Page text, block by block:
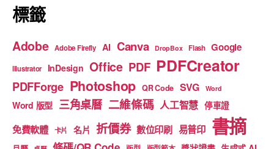
標籤
Adobe Adobe Firefly AI Canva DropBox Flash Google
Illustrator InDesign Office PDF PDFCreator
PDFForge Photoshop QR Code SVG Word
Word 版型 三角桌曆 二維條碼 人工智慧 停車證
免費軟體 卡片 名片 折價券 數位印刷 易普印 書摘